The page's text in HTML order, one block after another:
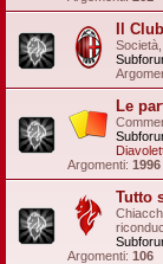
Il Club
Le
Argomenti: 1996
Tutto
Argomenti: 106